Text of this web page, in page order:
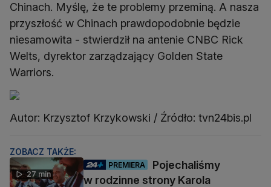
Chinach. Myślę, że te problemy przeminą. A nasza
przyszłość w Chinach prawdopodobnie będzie
niesamowita - stwierdził na antenie CNBC Rick
Welts, dyrektor zarządzający Golden State
Warriors.
Autor: Krzysztof Krzykowski / Źródło: tvn24bis.pl
ZOBACZ TAKŻE:
27 min
PREMIERA
Pojechaliśmy
w rodzinne strony Karola